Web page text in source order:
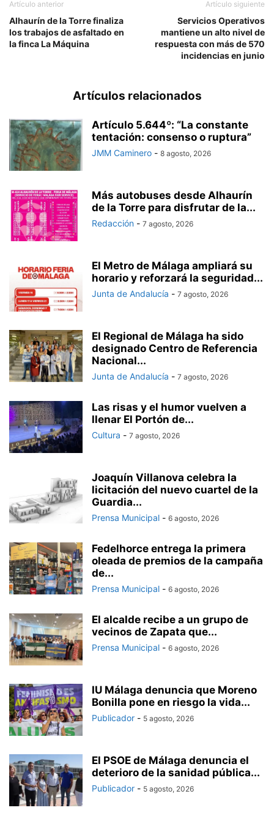
Artículo anterior
Alhaurín de la Torre finaliza
los trabajos de asfaltado en
la finca La Máquina
Artículo siguiente
Servicios Operativos
mantiene un alto nivel de
respuesta con más de 570
incidencias en junio
Artículos relacionados
Artículo 5.644º: “La constante
tentación: consenso o ruptura”
JMM Caminero - 8 agosto, 2026
Más autobuses desde Alhaurín
de la Torre para disfrutar de la...
Redacción - 7 agosto, 2026
El Metro de Málaga ampliará su
horario y reforzará la seguridad...
Junta de Andalucía - 7 agosto, 2026
El Regional de Málaga ha sido
designado Centro de Referencia
Nacional...
Junta de Andalucía - 7 agosto, 2026
Las risas y el humor vuelven a
llenar El Portón de...
Cultura - 7 agosto, 2026
Joaquín Villanova celebra la
licitación del nuevo cuartel de la
Guardia...
Prensa Municipal - 6 agosto, 2026
Fedelhorce entrega la primera
oleada de premios de la campaña
de...
Prensa Municipal - 6 agosto, 2026
El alcalde recibe a un grupo de
vecinos de Zapata que...
Prensa Municipal - 6 agosto, 2026
IU Málaga denuncia que Moreno
Bonilla pone en riesgo la vida...
Publicador - 5 agosto, 2026
El PSOE de Málaga denuncia el
deterioro de la sanidad pública...
Publicador - 5 agosto, 2026